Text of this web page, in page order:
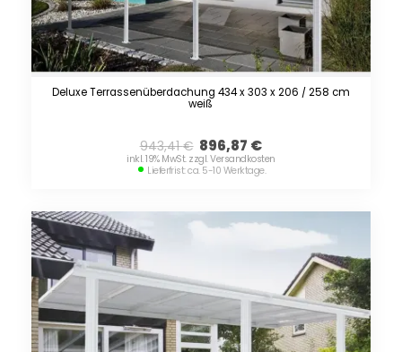
Deluxe Terrassenüberdachung 434 x 303 x 206 / 258 cm
weiß
943,41€ 896,87 €
inkl. 19% MwSt. zzgl. Versandkosten
Lieferfrist: ca. 5-10 Werktage.